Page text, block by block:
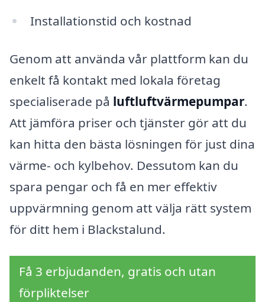
Installationstid och kostnad
Genom att använda vår plattform kan du
enkelt få kontakt med lokala företag
specialiserade på luftluftvärmepumpar.
Att jämföra priser och tjänster gör att du
kan hitta den bästa lösningen för just dina
värme- och kylbehov. Dessutom kan du
spara pengar och få en mer effektiv
uppvärmning genom att välja rätt system
för ditt hem i Blackstalund.
Få 3 erbjudanden, gratis och utan
förpliktelser